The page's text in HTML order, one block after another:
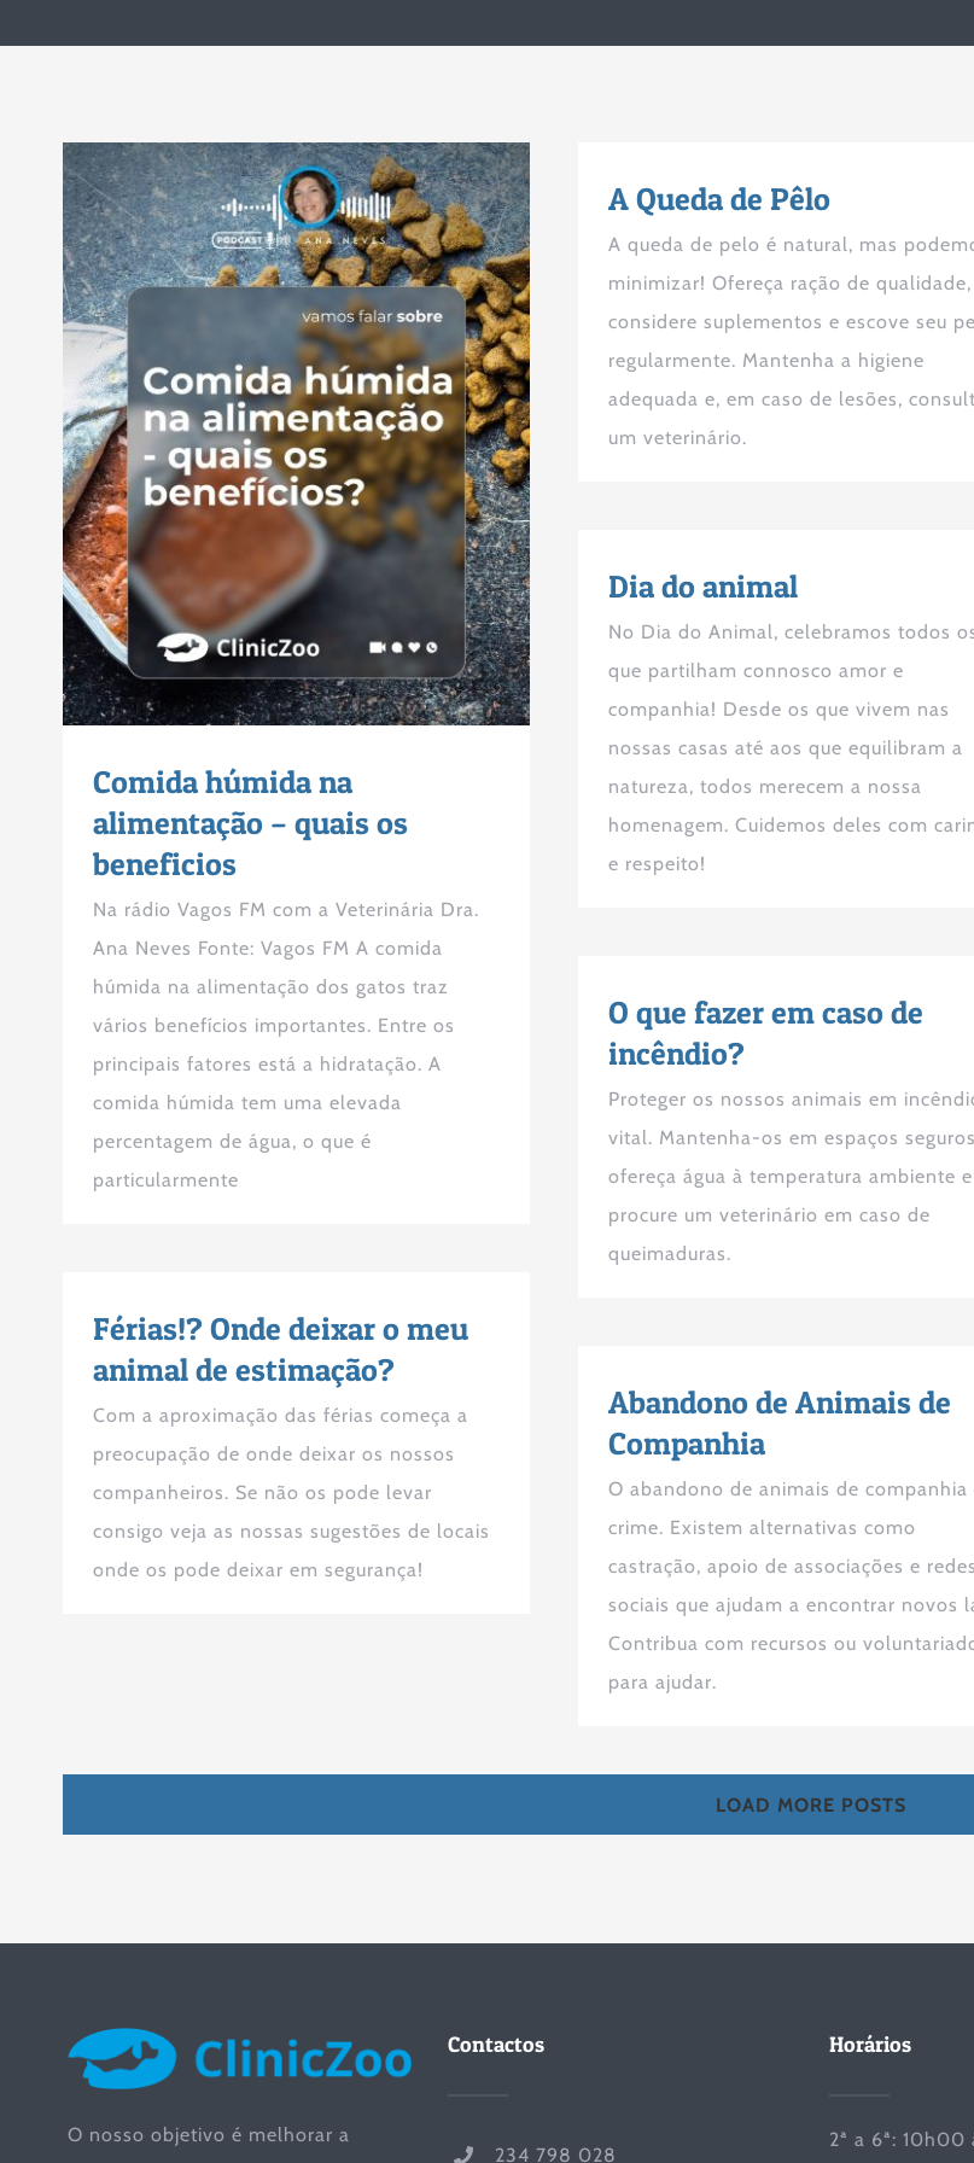
Comida húmida na
alimentação – quais os
beneficios
Na rádio Vagos FM com a Veterinária Dra.
Ana Neves Fonte: Vagos FM A comida
húmida na alimentação dos gatos traz
vários benefícios importantes. Entre os
principais fatores está a hidratação. A
comida húmida tem uma elevada
percentagem de água, o que é
particularmente
A Queda de Pêlo
A queda de pelo é natural, mas
minimizar! Ofereça ração de qualidade,
considere suplementos e escove seu
regularmente. Mantenha a higiene
adequada e, em caso de lesões,
um veterinário.
Dia do animal
No Dia do Animal, celebramos todos
que partilham connosco amor e
companhia! Desde os que vivem nas
nossas casas até aos que equilibram a
natureza, todos merecem a nossa
homenagem. Cuidemos deles com
e respeito!
O que fazer em caso de
incêndio?
Proteger os nossos animais em
vital. Mantenha-os em espaços
ofereça água à temperatura ambiente e
procure um veterinário em caso de
queimaduras.
Férias!? Onde deixar o meu
animal de estimação?
Com a aproximação das férias começa a
preocupação de onde deixar os nossos
companheiros. Se não os pode levar
consigo veja as nossas sugestões de locais
onde os pode deixar em segurança!
Abandono de Animais de
Companhia
O abandono de animais de companhia
crime. Existem alternativas como
castração, apoio de associações e redes
sociais que ajudam a encontrar novos
Contribua com recursos ou
para ajudar.
LOAD MORE POSTS
O nosso objetivo é melhorar a
Contactos
234 798 028
Horários
2ª a 6ª: 10h00